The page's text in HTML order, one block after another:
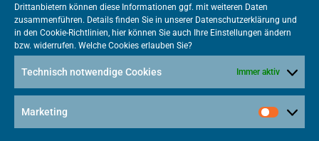
Drittanbietern können diese Informationen ggf. mit weiteren Daten
zusammenführen. Details finden Sie in unserer Datenschutzerklärung und
in den Cookie-Richtlinien, hier können Sie auch Ihre Einstellungen ändern
bzw. widerrufen. Welche Cookies erlauben Sie?
Technisch notwendige Cookies Immer aktiv
Marketing
berlin@vatm.de
VATM-Büro Brüssel
„House of Competition“ Rue de Trèves 49-51